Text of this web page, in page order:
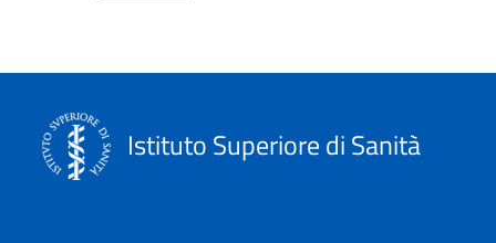
Istituto Superiore di Sanità